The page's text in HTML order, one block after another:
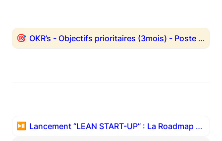
🎯 OKR’s - Objectifs prioritaires (3mois) - Poste de pilotage
⏯️ Lancement “LEAN START-UP” : La Roadmap pour créer et lancer un produit en 7 jours avec 0 Euros